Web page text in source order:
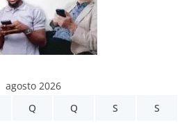
agosto 2026
Q Q S S